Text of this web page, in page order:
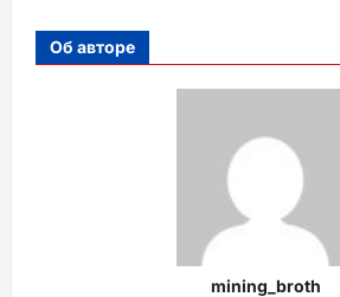
Об авторе
mining_broth